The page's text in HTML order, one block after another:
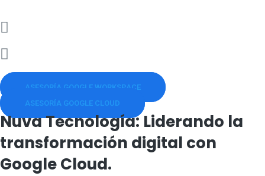
ASESORÍA GOOGLE WORKSPACE
ASESORÍA GOOGLE CLOUD
Nuva Tecnología: Liderando la
transformación digital con
Google Cloud.